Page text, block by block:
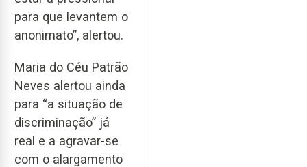
para que levantem o
anonimato”, alertou.
Maria do Céu Patrão
Neves alertou ainda
para “a situação de
discriminação” já
real e a agravar-se
com o alargamento